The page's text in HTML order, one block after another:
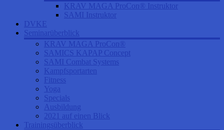
KRAV MAGA ProCon® Instruktor
SAMI Instruktor
DVKE
Seminarüberblick
KRAV MAGA ProCon®
SAMICS KAPAP Concept
SAMI Combat Systems
Kampfsportarten
Fitness
Yoga
Specials
Ausbildung
2021 auf einen Blick
Trainingsüberblick